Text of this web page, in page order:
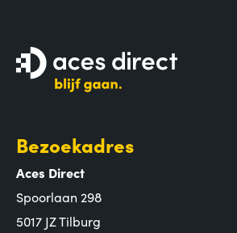
Bezoekadres
Aces Direct
Spoorlaan 298
5017 JZ Tilburg